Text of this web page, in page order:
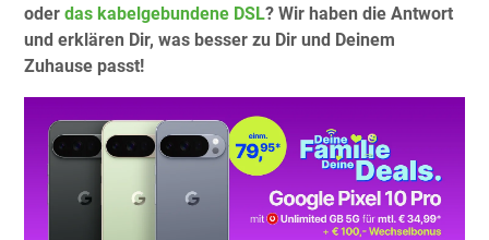
oder das kabelgebundene DSL? Wir haben die Antwort
und erklären Dir, was besser zu Dir und Deinem
Zuhause passt!